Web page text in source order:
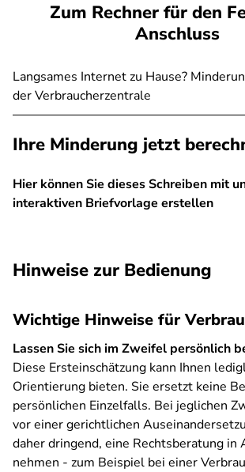
Zum Rechner für den
Anschluss
Langsames Internet zu Hause?
der Verbraucherzentrale
Ihre Minderung jetzt
Hier können Sie dieses Schreiben mit
interaktiven Briefvorlage erstellen
Hinweise zur Bedienung
Wichtige Hinweise für
Lassen Sie sich im Zweifel persönlich
Diese Ersteinschätzung kann Ihnen
Orientierung bieten. Sie ersetzt keine
persönlichen Einzelfalls. Bei jeglichen
vor einer gerichtlichen
daher dringend, eine Rechtsberatung in
nehmen - zum Beispiel bei einer